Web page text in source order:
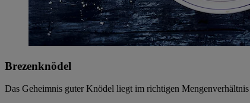
Brezenknödel
Das Geheimnis guter Knödel liegt im richtigen